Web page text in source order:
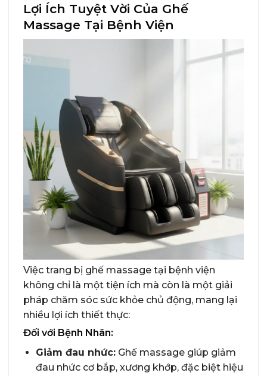
Lợi Ích Tuyệt Vời Của Ghế
Massage Tại Bệnh Viện
Việc trang bị ghế massage tại bệnh viện
không chỉ là một tiện ích mà còn là một giải
pháp chăm sóc sức khỏe chủ động, mang lại
nhiều lợi ích thiết thực:
Đối với Bệnh Nhân:
Giảm đau nhức:Ghế massage giúp giảm
đau nhức cơ bắp, xương khớp, đặc biệt hiệu